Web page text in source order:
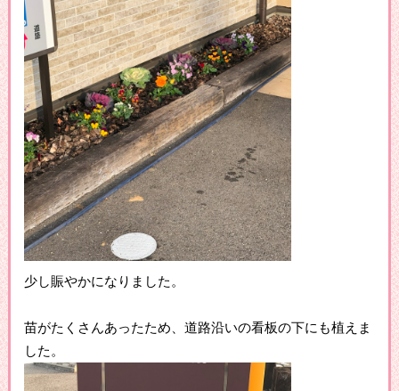
少し賑やかになりました。
苗がたくさんあったため、道路沿いの看板の下にも植えま
した。